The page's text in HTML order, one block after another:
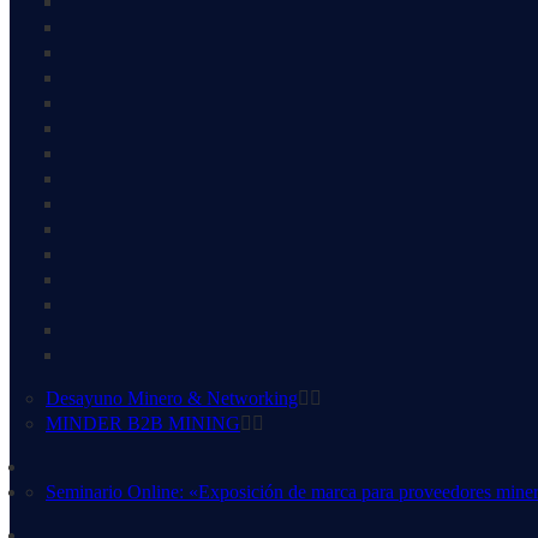
Desayuno Minero & Networking
MINDER B2B MINING
Seminario Online: «Exposición de marca para proveedores